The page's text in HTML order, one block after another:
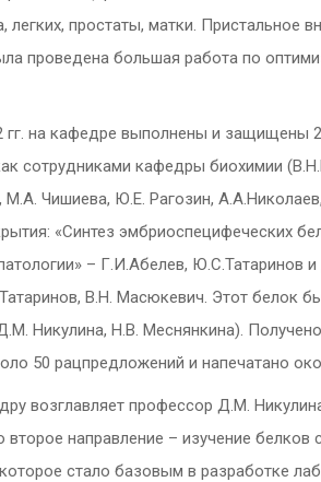
легких, простаты, матки.
проведена большая работа по
гг. на кафедре выполнены и защищены
сотрудниками кафедры биохимии
Чишиева, Ю.Е. Рагозин,
«Синтез эмбриоспецифеческих
– Г.И.Абелев, Ю.С.Татаринов
В.Н. Масюкевич. Этот белок
Никулина, Н.В. Меснянкина).
50 рацпредложений и напечатано
возглавляет профессор Д.М.
направление – изучение
стало базовым в разработке